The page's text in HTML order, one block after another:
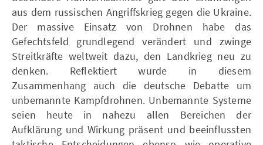
aus dem russischen Angriffskrieg gegen die Ukraine.
Der massive Einsatz von Drohnen habe das
Gefechtsfeld grundlegend verändert und zwinge
Streitkräfte weltweit dazu, den Landkrieg neu zu
denken. Reflektiert wurde in diesem
Zusammenhang auch die deutsche Debatte um
unbemannte Kampfdrohnen. Unbemannte Systeme
seien heute in nahezu allen Bereichen der
Aufklärung und Wirkung präsent und beeinflussten